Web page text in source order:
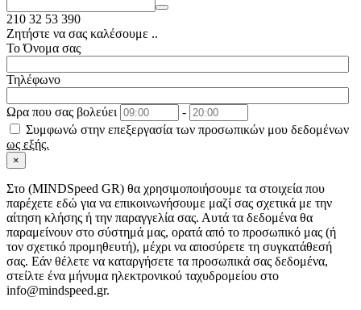
210 32 53 390
Ζητήστε να σας καλέσουμε ..
Το Όνομα σας
Τηλέφωνο
Ωρα που σας βολεύει
-
Συμφωνώ στην επεξεργασία των προσωπικών μου δεδομένων
ως εξής.
×
Στo (MINDSpeed GR) θα χρησιμοποιήσουμε τα στοιχεία που
παρέχετε εδώ για να επικοινωνήσουμε μαζί σας σχετικά με την
αίτηση κλήσης ή την παραγγελία σας. Αυτά τα δεδομένα θα
παραμείνουν στο σύστημά μας, ορατά από το προσωπικό μας (ή
τον σχετικό προμηθευτή), μέχρι να αποσύρετε τη συγκατάθεσή
σας. Εάν θέλετε να καταργήσετε τα προσωπικά σας δεδομένα,
στείλτε ένα μήνυμα ηλεκτρονικού ταχυδρομείου στο
info@mindspeed.gr.